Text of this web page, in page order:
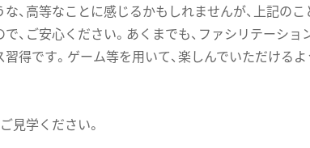
、高等なことに感じるかもしれませんが、上記の
、ご安心ください。あくまでも、ファシリテーショ
得です。ゲーム等を用いて、楽しんでいただける
見学ください。